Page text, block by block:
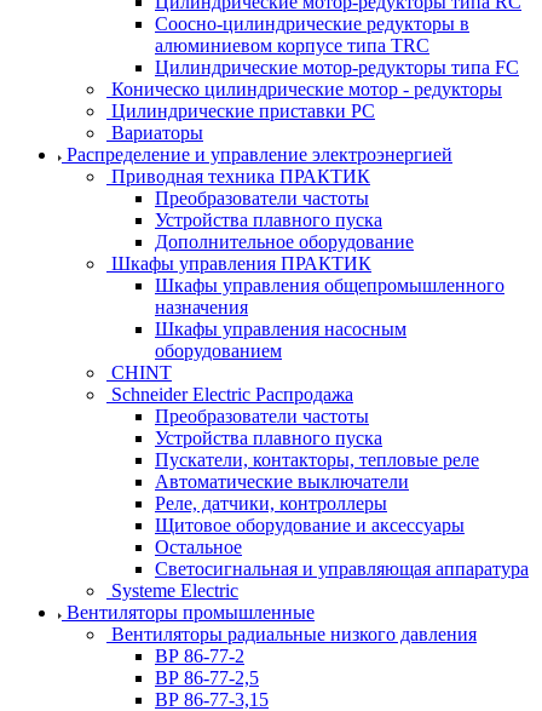
Соосно-цилиндрические редукторы в
алюминиевом корпусе типа TRC
Цилиндрические мотор-редукторы типа FC
Коническо цилиндрические мотор - редукторы
Цилиндрические приставки PC
Вариаторы
Распределение и управление электроэнергией
Приводная техника ПРАКТИК
Преобразователи частоты
Устройства плавного пуска
Дополнительное оборудование
Шкафы управления ПРАКТИК
Шкафы управления общепромышленного
назначения
Шкафы управления насосным
оборудованием
CHINT
Schneider Electric Распродажа
Преобразователи частоты
Устройства плавного пуска
Пускатели, контакторы, тепловые реле
Автоматические выключатели
Реле, датчики, контроллеры
Щитовое оборудование и аксессуары
Остальное
Светосигнальная и управляющая аппаратура
Systeme Electric
Вентиляторы промышленные
Вентиляторы радиальные низкого давления
ВР 86-77-2
ВР 86-77-2,5
ВР 86-77-3,15